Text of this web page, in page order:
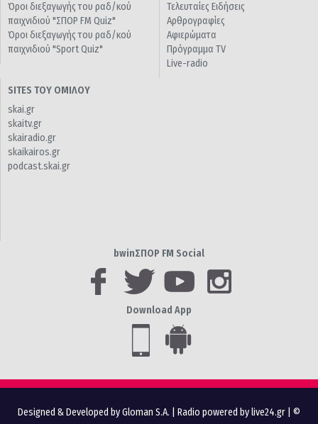
Όροι διεξαγωγής του ραδ/κού
παιχνιδιού "ΣΠΟΡ FM Quiz"
Όροι διεξαγωγής του ραδ/κού
παιχνιδιού "Sport Quiz"
Τελευταίες Ειδήσεις
Αρθρογραφίες
Αφιερώματα
Πρόγραμμα TV
Live-radio
SITES ΤΟΥ ΟΜΙΛΟΥ
skai.gr
skaitv.gr
skairadio.gr
skaikairos.gr
podcast.skai.gr
bwinΣΠΟΡ FM Social
Download App
Designed & Developed by Gloman S.A. Radio powered by live24.gr | ©